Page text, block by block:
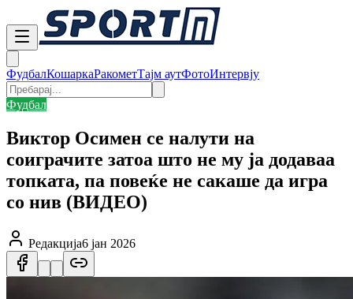
ФудбалКошаркаРакометТајм аутФотоИнтервју
Фудбал
Виктор Осимен се налути на
соиграчите затоа што не му ја додаваа
топката, па повеќе не сакаше да игра
со нив (ВИДЕО)
Редакција6 јан 2026